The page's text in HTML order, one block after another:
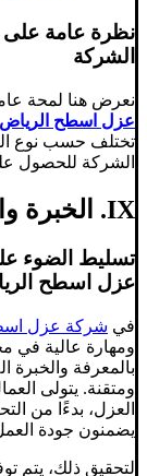
نظرة عامة على
الشركة
نعرض هنا لمحة
عزل اسطح الرياض
تختلف حسب نوع
الشركة للحصول
IX. الخبرة والمهارة لدى العمال
تسليط الضوء
عزل اسطح
في شركة عزل
ومهارة عالية في
بالمعرفة والخبرة
ومتقنة. يتولى
العزل، بدءًا من
يضمنون جودة العمل
لتحقيق ذلك، يتم